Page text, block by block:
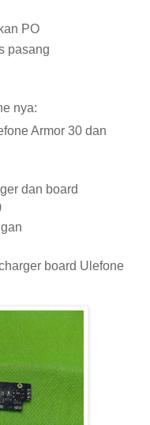
PO
pasang
nya:
Armor 30 dan
dan board
board Ulefone